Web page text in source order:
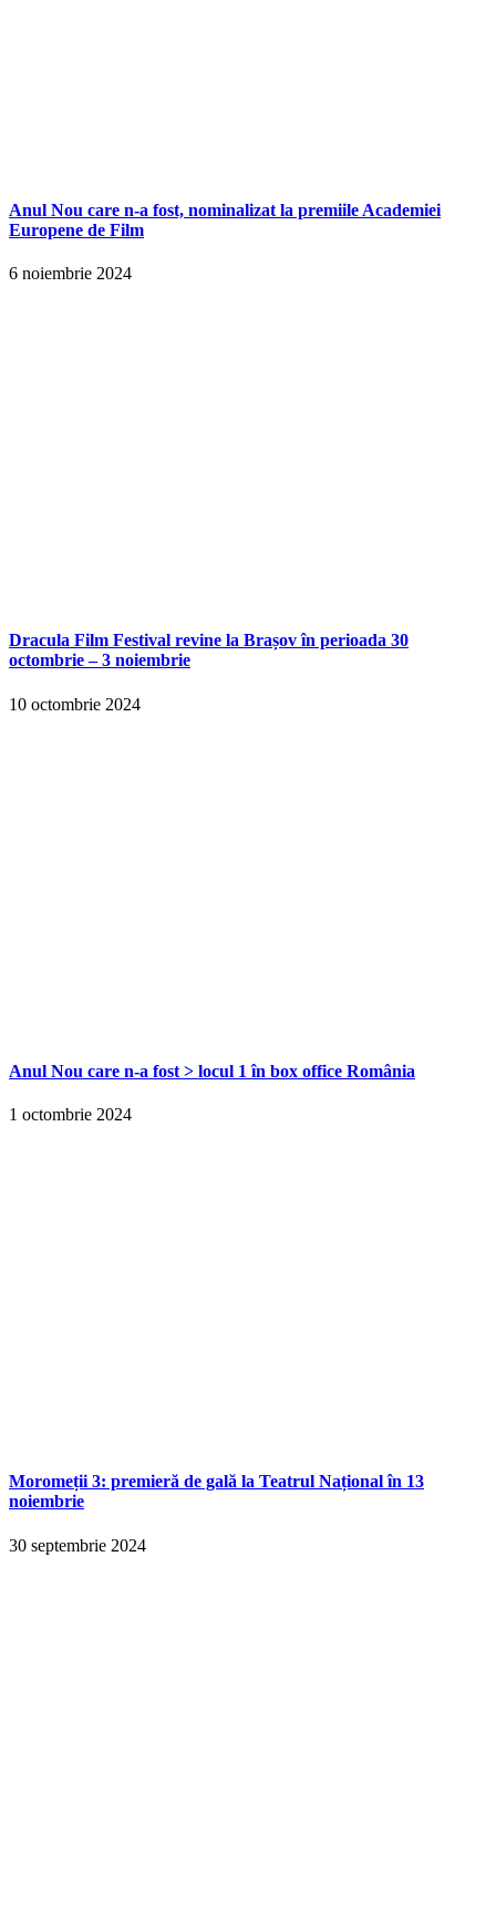
Anul Nou care n-a fost, nominalizat la premiile Academiei
Europene de Film
6 noiembrie 2024
Dracula Film Festival revine la Brașov în perioada 30
octombrie – 3 noiembrie
10 octombrie 2024
Anul Nou care n-a fost > locul 1 în box office România
1 octombrie 2024
Moromeții 3: premieră de gală la Teatrul Național în 13
noiembrie
30 septembrie 2024